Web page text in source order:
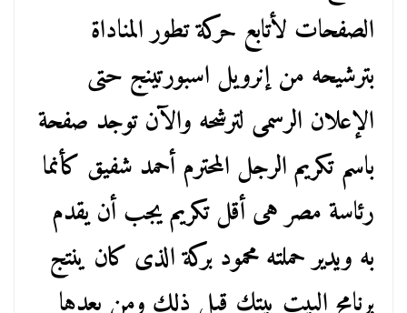
الصفحات لأتابع حركة تطور المناداة
بترشيحه من إنرويل اسبورتينج حتى
الإعلان الرسمى لترشحه والآن توجد صفحة
باسم تكريم الرجل المحترم أحمد شفيق كأنما
رئاسة مصر هى أقل تكريم يجب أن يقدم
به ويدير حملته محمود بركة الذى كان ينتج